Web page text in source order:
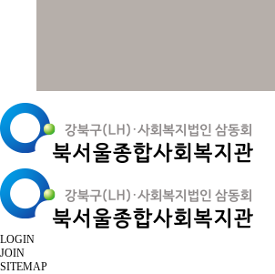
LOGIN
JOIN
SITEMAP